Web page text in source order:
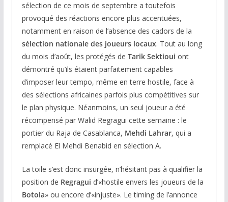
sélection de ce mois de septembre a toutefois
provoqué des réactions encore plus accentuées,
notamment en raison de l’absence des cadors de la
sélection nationale des joueurs locaux. Tout au long
du mois d’août, les protégés de Tarik Sektioui ont
démontré qu’ils étaient parfaitement capables
d’imposer leur tempo, même en terre hostile, face à
des sélections africaines parfois plus compétitives sur
le plan physique. Néanmoins, un seul joueur a été
récompensé par Walid Regragui cette semaine : le
portier du Raja de Casablanca, Mehdi Lahrar, qui a
remplacé El Mehdi Benabid en sélection A.
La toile s’est donc insurgée, n’hésitant pas à qualifier la
position de Regragui d’«hostile envers les joueurs de la
Botola» ou encore d’«injuste». Le timing de l’annonce